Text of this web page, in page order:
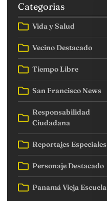
Categorias
Vida y Salud
Vecino Destacado
Tiempo Libre
San Francisco News
Responsabilidad
Ciudadana
Reportajes Especiales
Personaje Destacado
Panamá Vieja Escuela